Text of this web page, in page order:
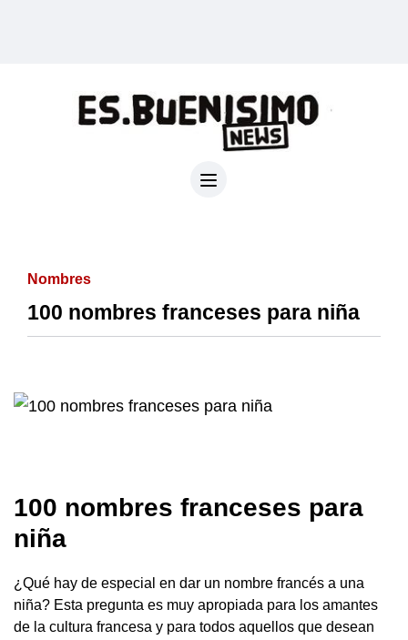
Nombres
100 nombres franceses para niña
100 nombres franceses para
niña
¿Qué hay de especial en dar un nombre francés a una
niña? Esta pregunta es muy apropiada para los amantes
de la cultura francesa y para todos aquellos que desean